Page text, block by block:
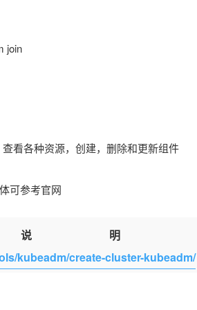
join
看各种资源，创建，删除和更新组件
可参考官网
说
kubeadm/create-cluster-kubeadm/